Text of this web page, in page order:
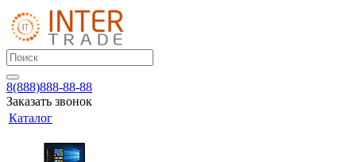
8(888)888-88-88
Заказать звонок
Каталог